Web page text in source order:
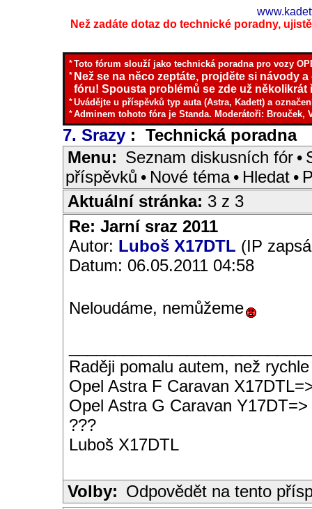
Než zadáte dotaz do technické poradny,
*Toto fórum slouží jako technická poradna pro vozy
* Než se na něco zeptáte, projděte si návody
fóru! Spousta problémů se zde už několikrát
*Uvádějte u příspěvků typ auta (Astra, Kadett) a
*Adminem tohoto fóra je Standa. Moderátoři: Brouček,
7. Srazy : Technická poradna
Menu: Seznam diskusních fór •
příspěvků • Nové téma • Hledat •
Aktuální stránka: 3 z 3
Re: Jarní sraz 2011
Autor: Luboš X17DTL (IP
Datum: 06.05.2011 04:58
Neloudáme, nemůžeme
Raději pomalu autem, než
Opel Astra F Caravan
Opel Astra G Caravan Y17DT=>
???
Luboš X17DTL
Volby: Odpovědět na tento